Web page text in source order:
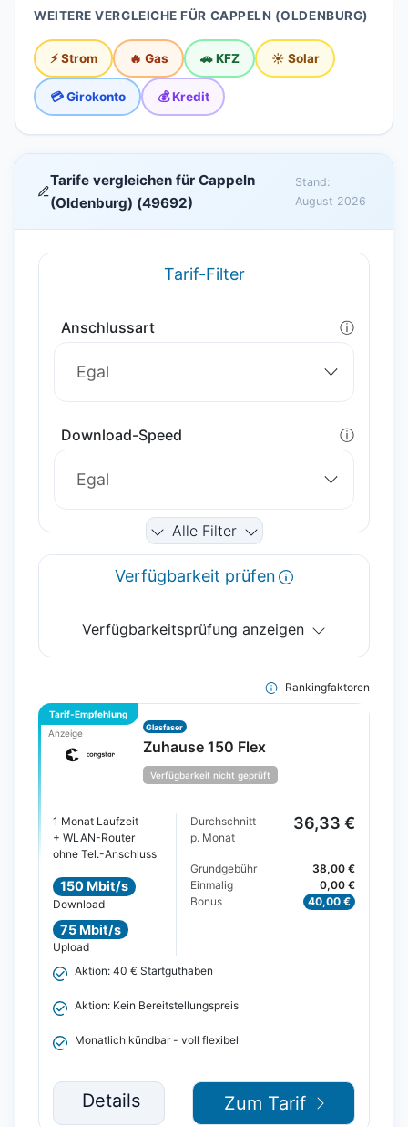
WEITERE VERGLEICHE FÜR CAPPELN (OLDENBURG)
⚡ Strom 🔥 Gas 🚗 KFZ ☀️ Solar
💳 Girokonto 💰 Kredit
Tarife vergleichen für Cappeln
(Oldenburg) (49692)
Stand:
August 2026